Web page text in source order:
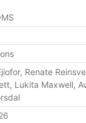
Renate
Lukita Maxwell,